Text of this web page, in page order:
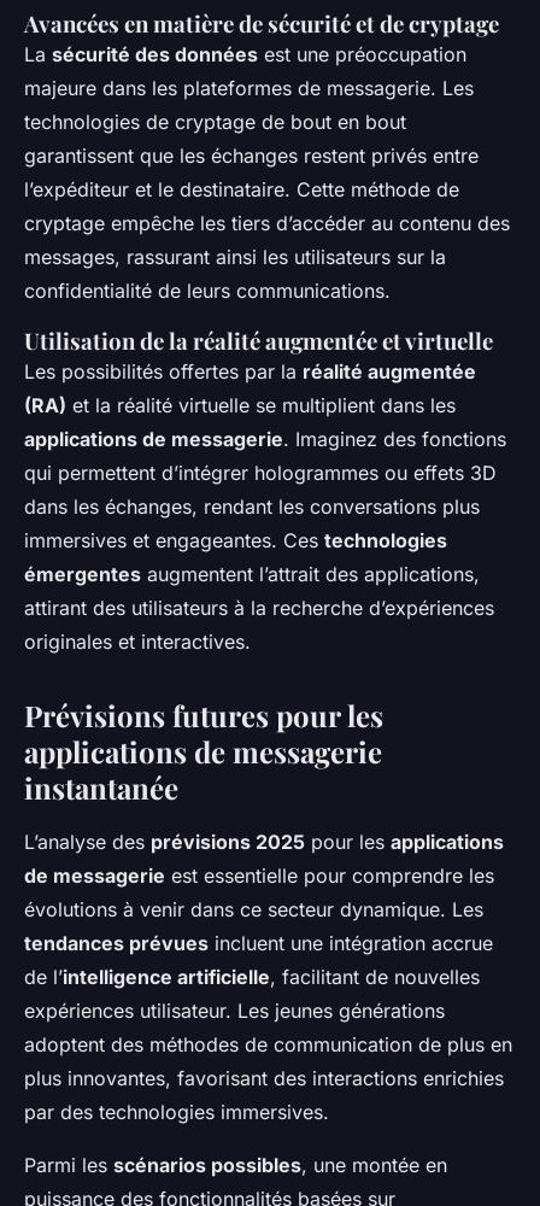
Avancées en matière de sécurité et de cryptage
La sécurité des données est une préoccupation
majeure dans les plateformes de messagerie. Les
technologies de cryptage de bout en bout
garantissent que les échanges restent privés entre
l’expéditeur et le destinataire. Cette méthode de
cryptage empêche les tiers d’accéder au contenu des
messages, rassurant ainsi les utilisateurs sur la
confidentialité de leurs communications.
Utilisation de la réalité augmentée et virtuelle
Les possibilités offertes par la réalité augmentée
(RA) et la réalité virtuelle se multiplient dans les
applications de messagerie. Imaginez des fonctions
qui permettent d’intégrer hologrammes ou effets 3D
dans les échanges, rendant les conversations plus
immersives et engageantes. Ces technologies
émergentes augmentent l’attrait des applications,
attirant des utilisateurs à la recherche d’expériences
originales et interactives.
Prévisions futures pour les
applications de messagerie
instantanée
L’analyse des prévisions 2025 pour les applications
de messagerie est essentielle pour comprendre les
évolutions à venir dans ce secteur dynamique. Les
tendances prévues incluent une intégration accrue
de l’intelligence artificielle, facilitant de nouvelles
expériences utilisateur. Les jeunes générations
adoptent des méthodes de communication de plus en
plus innovantes, favorisant des interactions enrichies
par des technologies immersives.
Parmi les scénarios possibles, une montée en
puissance des fonctionnalités basées sur